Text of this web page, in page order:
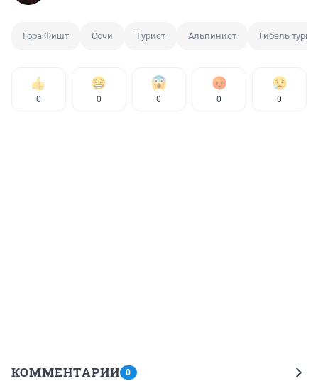
Гора Фишт Сочи Турист Альпинист Гибель
0 0 0 0 0
КОММЕНТАРИИ 0